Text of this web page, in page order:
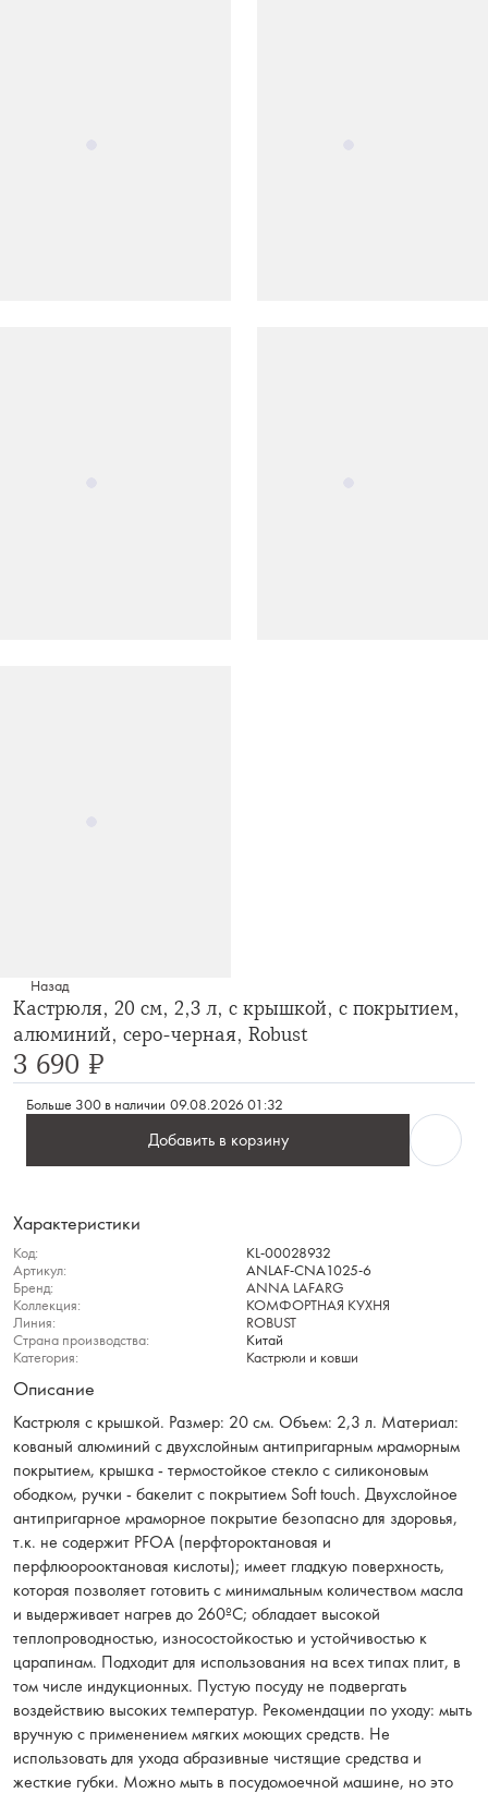
Назад
Кастрюля, 20 см, 2,3 л, с крышкой, с покрытием,
алюминий, серо-черная, Robust
3 690 ₽
Больше 300 в наличии 09.08.2026 01:32
Добавить в корзину
Характеристики
Код:
KL-00028932
Артикул:
ANLAF-CNA1025-6
Бренд:
ANNA LAFARG
Коллекция:
КОМФОРТНАЯ КУХНЯ
Линия:
ROBUST
Страна производства:
Китай
Категория:
Кастрюли и ковши
Описание
Кастрюля с крышкой. Размер: 20 см. Объем: 2,3 л. Материал:
кованый алюминий с двухслойным антипригарным мраморным
покрытием, крышка - термостойкое стекло с силиконовым
ободком, ручки - бакелит с покрытием Soft touch. Двухслойное
антипригарное мраморное покрытие безопасно для здоровья,
т.к. не содержит PFOA (перфтороктановая и
перфлюорооктановая кислоты); имеет гладкую поверхность,
которая позволяет готовить с минимальным количеством масла
и выдерживает нагрев до 260ºС; обладает высокой
теплопроводностью, износостойкостью и устойчивостью к
царапинам. Подходит для использования на всех типах плит, в
том числе индукционных. Пустую посуду не подвергать
воздействию высоких температур. Рекомендации по уходу: мыть
вручную с применением мягких моющих средств. Не
использовать для ухода абразивные чистящие средства и
жесткие губки. Можно мыть в посудомоечной машине, но это